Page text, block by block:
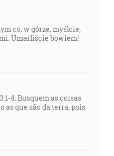
co, w górze, myślcie,
Umarliście bowiem!
4: Busquem as coisas
as que são da terra, pois